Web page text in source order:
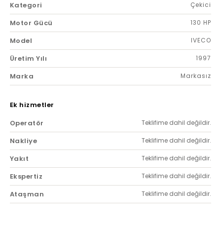
Kategori Çekici
Motor Gücü 130 HP
Model IVECO
Üretim Yılı 1997
Marka Markasız
Ek hizmetler
Operatör
Teklifime dahil değildir.
Nakliye Teklifime dahil değildir.
Yakıt Teklifime dahil değildir.
Ekspertiz Teklifime dahil değildir.
Ataşman Teklifime dahil değildir.